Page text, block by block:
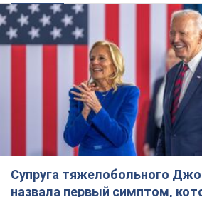
Отпуск Леси Никитюк в
обернулся скандалом: почему
ведущую несправедливо
Знаменитость вышла на прямую
коммуникацию в сети и расставила
6.08.2026 17:32 13,4 т.
"Динамо" с победы
квалификации Лиги
Видео